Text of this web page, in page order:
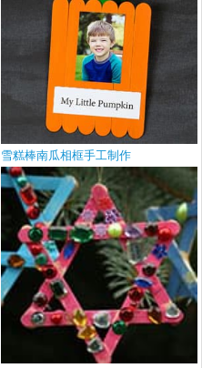
雪糕棒南瓜相框手工制作